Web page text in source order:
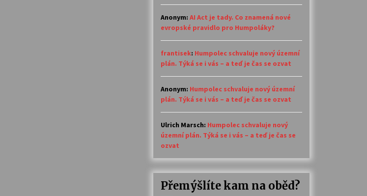
Anonym: AI Act je tady. Co znamená nové
evropské pravidlo pro Humpoláky?
frantisek: Humpolec schvaluje nový územní
plán. Týká se i vás – a teď je čas se ozvat
Anonym: Humpolec schvaluje nový územní
plán. Týká se i vás – a teď je čas se ozvat
Ulrich Marsch: Humpolec schvaluje nový
územní plán. Týká se i vás – a teď je čas se
ozvat
Přemýšlíte kam na oběd?